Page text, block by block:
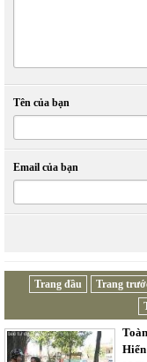
Tên của bạn
Email của bạn
Trang đầu Trang
Hiển